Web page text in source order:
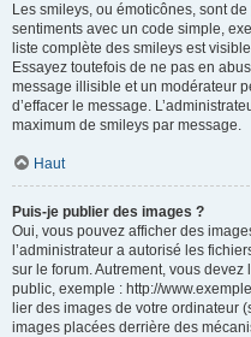
Les smileys, ou émoticônes, sont
sentiments avec un code simple,
liste complète des smileys est
Essayez toutefois de ne pas en
message illisible et un modérateur
d’effacer le message.
maximum de smileys par message.
Haut
Puis-je publier des images ?
Oui, vous pouvez afficher des
l’administrateur a autorisé les
sur le forum. Autrement, vous
public, exemple : http://
lier des images de votre ordinateur
images placées derrière des